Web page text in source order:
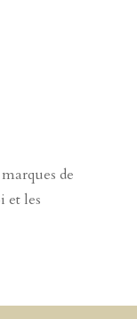
de
et les